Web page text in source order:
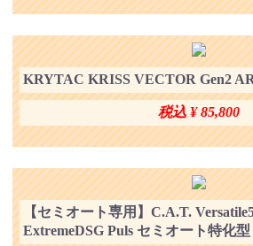
KRYTAC KRISS VECTOR Gen2
税込 ¥ 85,800
【セミオート専用】C.A.T.
ExtremeDSG Puls セミオート特化型